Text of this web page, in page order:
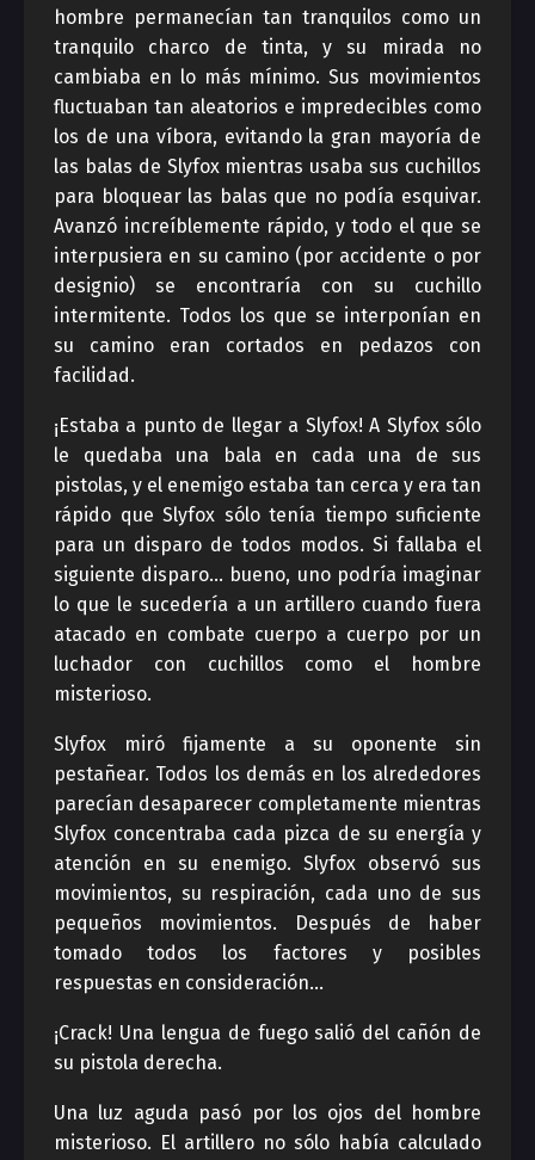
hombre permanecían tan tranquilos como un
tranquilo charco de tinta, y su mirada no
cambiaba en lo más mínimo. Sus movimientos
fluctuaban tan aleatorios e impredecibles como
los de una víbora, evitando la gran mayoría de
las balas de Slyfox mientras usaba sus cuchillos
para bloquear las balas que no podía esquivar.
Avanzó increíblemente rápido, y todo el que se
interpusiera en su camino (por accidente o por
designio) se encontraría con su cuchillo
intermitente. Todos los que se interponían en
su camino eran cortados en pedazos con
facilidad.
¡Estaba a punto de llegar a Slyfox! A Slyfox sólo
le quedaba una bala en cada una de sus
pistolas, y el enemigo estaba tan cerca y era tan
rápido que Slyfox sólo tenía tiempo suficiente
para un disparo de todos modos. Si fallaba el
siguiente disparo… bueno, uno podría imaginar
lo que le sucedería a un artillero cuando fuera
atacado en combate cuerpo a cuerpo por un
luchador con cuchillos como el hombre
misterioso.
Slyfox miró fijamente a su oponente sin
pestañear. Todos los demás en los alrededores
parecían desaparecer completamente mientras
Slyfox concentraba cada pizca de su energía y
atención en su enemigo. Slyfox observó sus
movimientos, su respiración, cada uno de sus
pequeños movimientos. Después de haber
tomado todos los factores y posibles
respuestas en consideración…
¡Crack! Una lengua de fuego salió del cañón de
su pistola derecha.
Una luz aguda pasó por los ojos del hombre
misterioso. El artillero no sólo había calculado